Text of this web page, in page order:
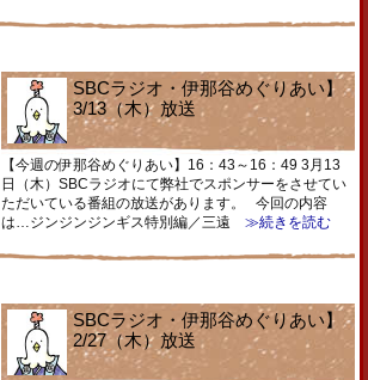
SBCラジオ・伊那谷めぐりあい】
3/13（木）放送
【今週の伊那谷めぐりあい】16：43～16：49 3月13
日（木）SBCラジオにて弊社でスポンサーをさせてい
ただいている番組の放送があります。 今回の内容
は…ジンジンジンギス特別編／三遠
≫続きを読む
SBCラジオ・伊那谷めぐりあい】
2/27（木）放送